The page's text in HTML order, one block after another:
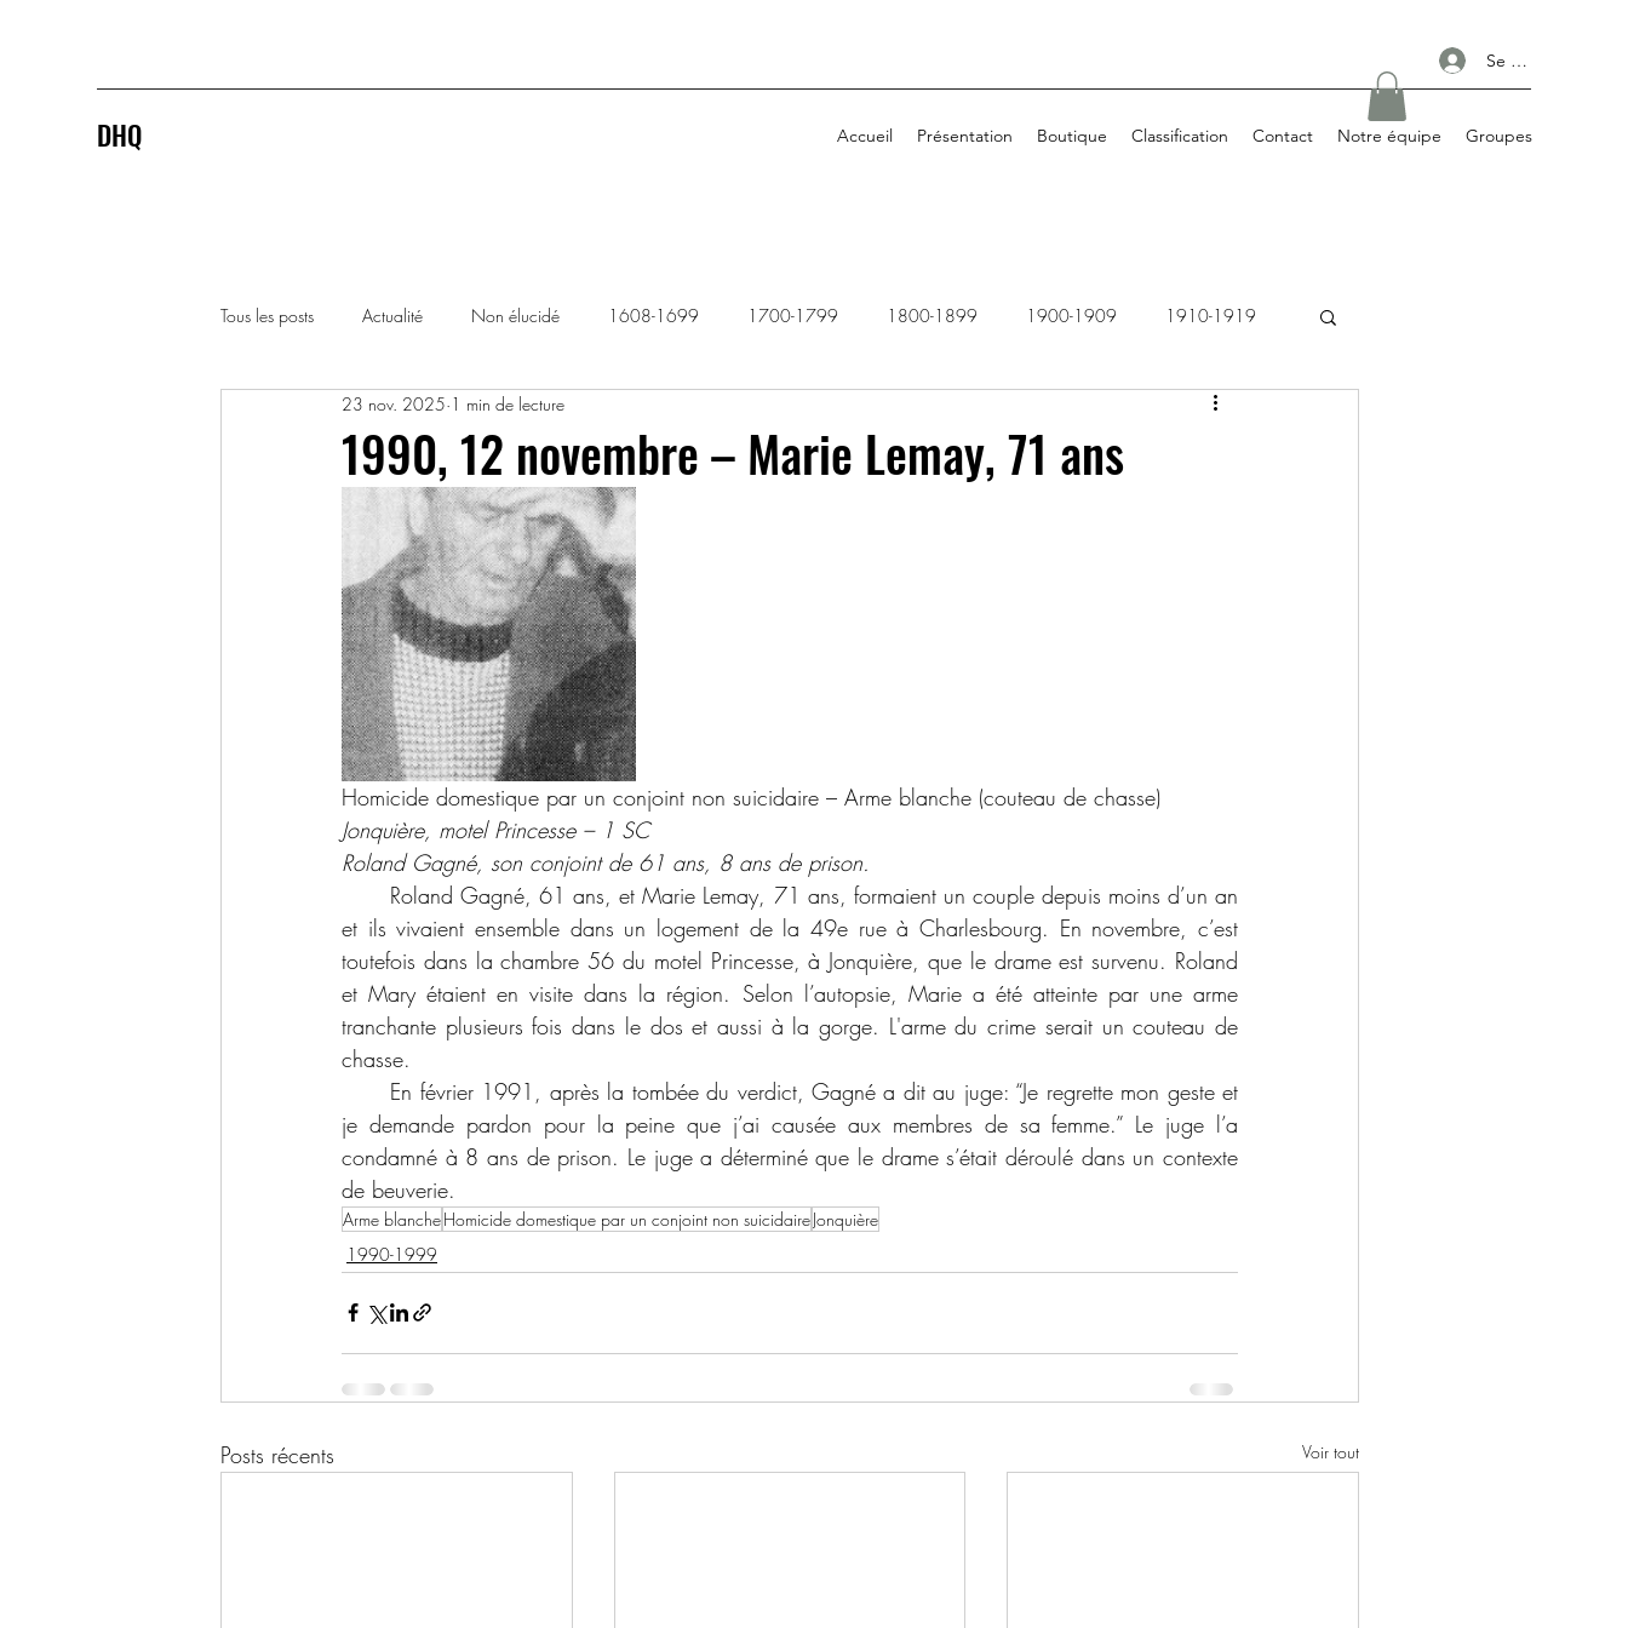
Se connecter
DHQ Accueil Présentation Boutique Classification Contact Notre équipe Groupes
Tous les posts Actualité Non élucidé 1608-1699 1700-1799 1800-1899 1900-1909 1910-1919
1920-1929 1930-1939 1940-1949
2000-2009 2010-2019
1990, 12 novembre – Marie Lemay, 71 ans
23 nov. 2025 1 min de lecture
Homicide domestique par un conjoint non suicidaire – Arme blanche (couteau de chasse)
Jonquière, motel Princesse – 1 SC
Roland Gagné, son conjoint de 61 ans, 8 ans de prison.
et ils vivaient ensemble dans un logement de la 49e rue à Charlesbourg. En novembre, c’est
toutefois dans la chambre 56 du motel Princesse, à Jonquière, que le drame est survenu. Roland
et Mary étaient en visite dans la région. Selon l’autopsie, Marie a été atteinte par une arme
tranchante plusieurs fois dans le dos et aussi à la gorge. L'arme du crime serait un couteau de
chasse.
je demande pardon pour la peine que j’ai causée aux membres de sa femme.” Le juge l’a
condamné à 8 ans de prison. Le juge a déterminé que le drame s’était déroulé dans un contexte
de beuverie.
Arme blancheHomicide domestique par un conjoint non suicidaireJonquière
1990-1999
Posts récents Voir tout